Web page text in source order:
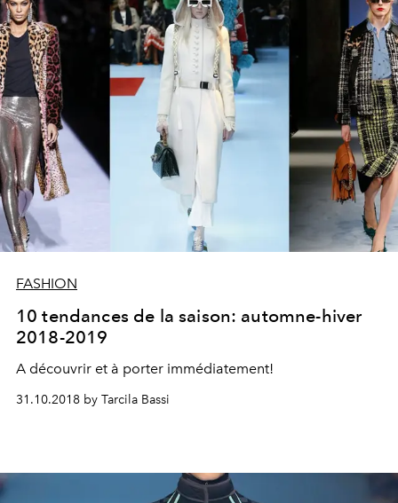
FASHION
10 tendances de la saison: automne-hiver
2018-2019
A découvrir et à porter immédiatement!
31.10.2018 by Tarcila Bassi